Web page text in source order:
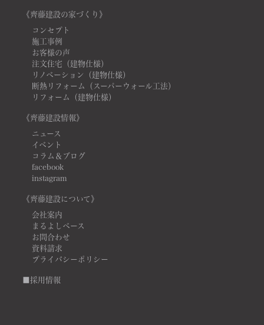
《齊藤建設の家づくり》
コンセプト
施工事例
お客様の声
注文住宅（建物仕様）
リノベーション（建物仕様）
断熱リフォーム（スーパーウォール工法）
リフォーム（建物仕様）
《齊藤建設情報》
ニュース
イベント
コラム＆ブログ
facebook
instagram
《齊藤建設について》
会社案内
まるよしベース
お問合わせ
資料請求
プライバシーポリシー
■採用情報